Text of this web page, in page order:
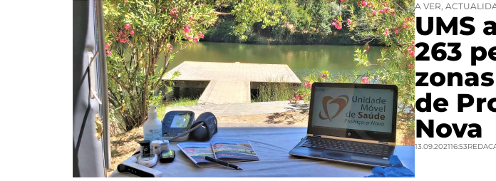
A VER,
UMS
263
de
Nova
13.09.202116:53